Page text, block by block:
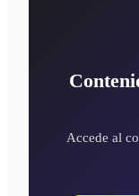
Accede al